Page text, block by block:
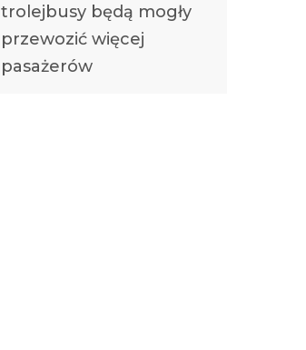
trolejbusy będą mogły
przewozić więcej
pasażerów